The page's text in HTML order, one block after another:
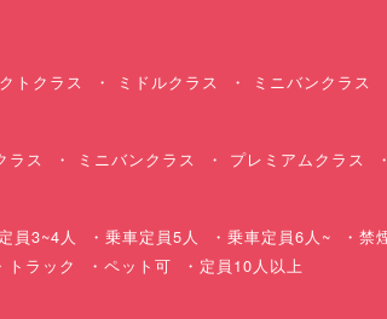
トクラス ミドルクラス ミニバンクラス
ラス ミニバンクラス プレミアムクラス
員3~4人 乗車定員5人 乗車定員6人~ 禁
トラック ペット可 定員10人以上